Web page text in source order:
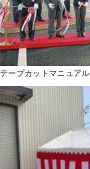
テープカットマニュアル